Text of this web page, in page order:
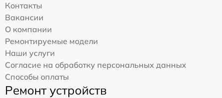
Контакты
Вакансии
О компании
Ремонтируемые модели
Наши услуги
Согласие на обработку персональных данных
Способы оплаты
Ремонт устройств